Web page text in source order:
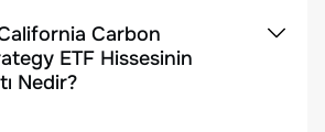
Carbon
ETF Hissesinin
Nedir?